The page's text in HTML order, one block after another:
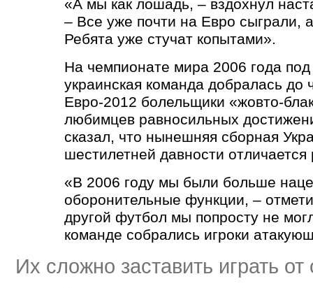
«А мы как лошадь, – вздохнул
– Все уже почти на Евро сыграли,
Ребята уже стучат копытами».
На чемпионате мира 2006 года
украинская команда добралась до
Евро-2012 болельщики «жовто-
любимцев равносильных
сказал, что нынешняя сборная
шестилетней давности отличается
«В 2006 году мы были больше
оборонительные функции, –
другой футбол мы попросту не
команде собрались игроки
Их сложно заставить играть